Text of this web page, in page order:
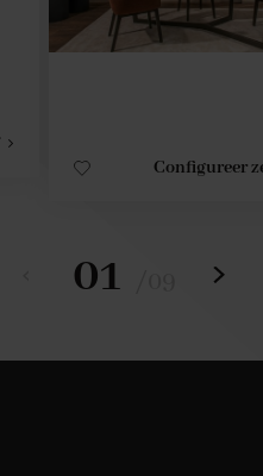
Configureer
01